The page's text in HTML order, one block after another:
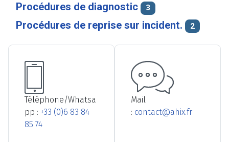
Procédures de diagnostic 3
Procédures de reprise sur incident. 2
Téléphone/Whatsa
pp : +33 (0)6 83 84
85 74
Mail
: contact@ahix.fr